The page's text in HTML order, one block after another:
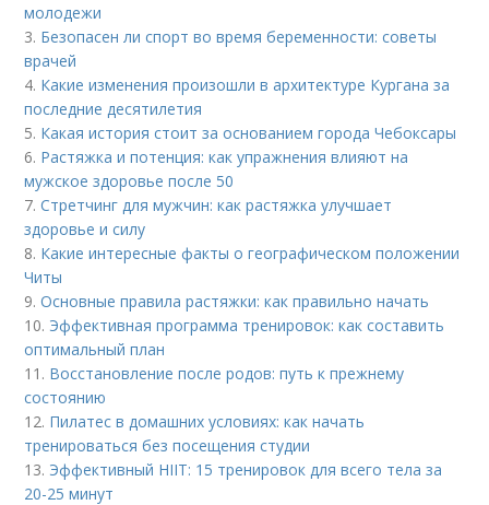
молодежи
3. Безопасен ли спорт во время беременности: советы
врачей
4. Какие изменения произошли в архитектуре Кургана за
последние десятилетия
5. Какая история стоит за основанием города Чебоксары
6. Растяжка и потенция: как упражнения влияют на
мужское здоровье после 50
7.Стретчинг для мужчин: как растяжка улучшает
здоровье и силу
8. Какие интересные факты о географическом положении
Читы
9.Основные правила растяжки: как правильно начать
10. Эффективная программа тренировок: как составить
оптимальный план
11. Восстановление после родов: путь к прежнему
состоянию
12. Пилатес в домашних условиях: как начать
тренироваться без посещения студии
13. Эффективный HIIT: 15 тренировок для всего тела за
20-25 минут